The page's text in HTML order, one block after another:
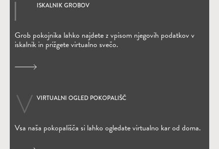
ISKALNIK GROBOV
Grob pokojnika lahko najdete z vpisom njegovih podatkov v
iskalnik in prižgete virtualno svečo.
(Odpre se v novem oknu)
VIRTUALNI OGLED POKOPALIŠČ
Vsa naša pokopališča si lahko ogledate virtualno kar od doma.